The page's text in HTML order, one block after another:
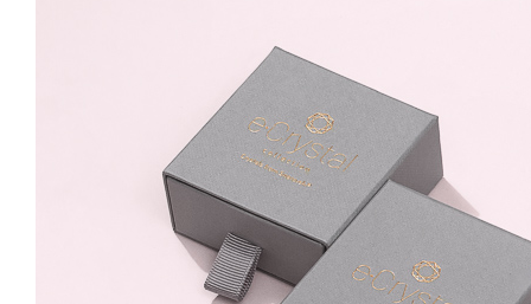
cu rodiu cu cristale
Swarovski® Rivoli Crown
8mm Blue Zircon Surub